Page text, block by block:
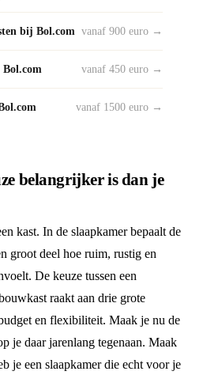
bij Bol.com vanaf 900 euro →
vanaf 450 euro →
vanaf 1500 euro →
belangrijker is dan je
kast. In de slaapkamer bepaalt de
groot deel hoe ruim, rustig en
De keuze tussen een
raakt aan drie grote
en flexibiliteit. Maak je nu de
je daar jarenlang tegenaan. Maak
je een slaapkamer die echt voor je